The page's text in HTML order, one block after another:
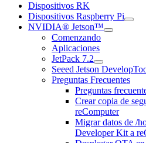
Dispositivos RK
Dispositivos Raspberry Pi
NVIDIA® Jetson™
Comenzando
Aplicaciones
JetPack 7.2
Seeed Jetson
Preguntas Frecuentes
Preguntas
Crear copia de
reComputer
Migrar datos de /
Developer Kit a